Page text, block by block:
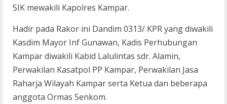
SIK mewakili Kapolres Kampar.
Hadir pada Rakor ini Dandim 0313/ KPR yang diwakili
Kasdim Mayor Inf Gunawan, Kadis Perhubungan
Kampar diwakili Kabid Lalulintas sdr. Alamin,
Perwakilan Kasatpol PP Kampar, Perwakilan Jasa
Raharja Wilayah Kampar serta Ketua dan beberapa
anggota Ormas Senkom.